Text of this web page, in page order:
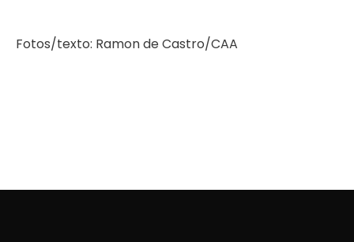
Fotos/texto: Ramon de Castro/CAA